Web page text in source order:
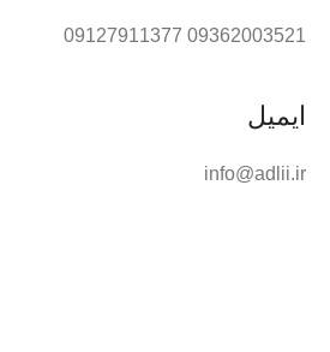
09362003521 09127911377
ایمیل
info@adlii.ir